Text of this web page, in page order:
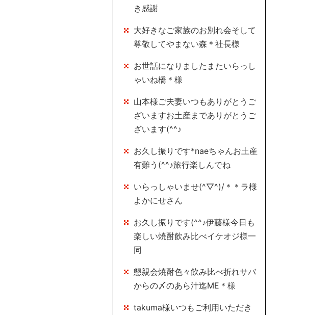
き感謝
大好きなご家族のお別れ会そして
尊敬してやまない森＊社長様
お世話になりましたまたいらっし
ゃいね橋＊様
山本様ご夫妻いつもありがとうご
ざいますお土産までありがとうご
ざいます(^^♪
お久し振りです*naeちゃんお土産
有難う(^^♪旅行楽しんでね
いらっしゃいませ(^▽^)/＊＊ラ様
よかにせさん
お久し振りです(^^♪伊藤様今日も
楽しい焼酎飲み比べイケオジ様一
同
懇親会焼酎色々飲み比べ折れサバ
からの〆のあら汁迄ME＊様
takuma様いつもご利用いただき